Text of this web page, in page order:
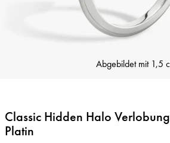
Abgebildet mit 1,5
Classic Hidden Halo
Platin